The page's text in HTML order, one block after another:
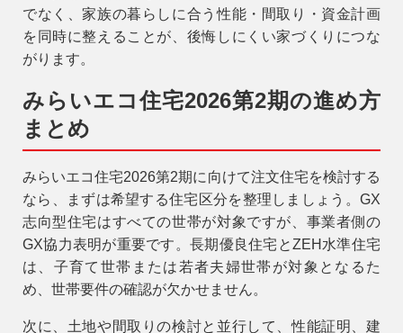
でなく、家族の暮らしに合う性能・間取り・資金計画
を同時に整えることが、後悔しにくい家づくりにつな
がります。
みらいエコ住宅2026第2期の進め方
まとめ
みらいエコ住宅2026第2期に向けて注文住宅を検討する
なら、まずは希望する住宅区分を整理しましょう。GX
志向型住宅はすべての世帯が対象ですが、事業者側の
GX協力表明が重要です。長期優良住宅とZEH水準住宅
は、子育て世帯または若者夫婦世帯が対象となるた
め、世帯要件の確認が欠かせません。
次に、土地や間取りの検討と並行して、性能証明、建